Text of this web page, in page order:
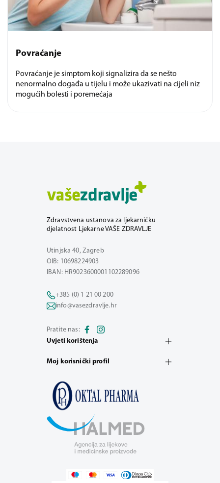
Povraćanje
Povraćanje je simptom koji signalizira da se nešto
nenormalno događa u tijelu i može ukazivati na cijeli niz
mogućih bolesti i poremećaja
Zdravstvena ustanova za ljekarničku
djelatnost Ljekarne VAŠE ZDRAVLJE
Utinjska 40, Zagreb
OIB: 10698224903
IBAN: HR9023600001102289096
+385 (0) 1 21 00 200
info@vasezdravlje.hr
Pratite nas:
Uvjeti korištenja
Moj korisnički profil